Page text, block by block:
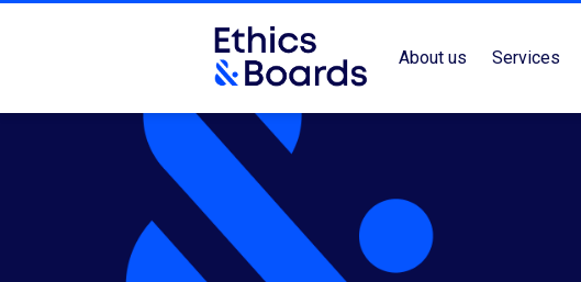
About us Services